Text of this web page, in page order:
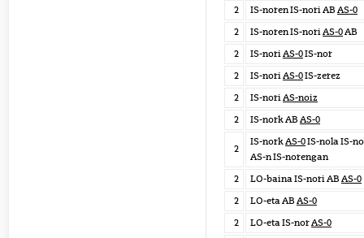
2
IS-noren IS-nori AB AS-0
2
IS-noren IS-noriAS-0AB
2
IS-noriAS-0IS-nor
2
IS-noriAS-0IS-zerez
2
IS-noriAS-noiz
2
IS-nork AB AS-0
2
IS-norkAS-0IS-nola IS-
AS-n IS-norengan
2
LO-baina IS-nori AB AS-0
2
LO-eta AB AS-0
2
LO-eta IS-norAS-0